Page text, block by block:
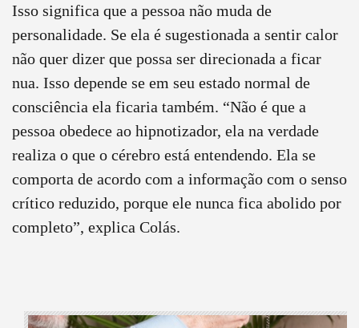
Isso significa que a pessoa não muda de
personalidade. Se ela é sugestionada a sentir calor
não quer dizer que possa ser direcionada a ficar
nua. Isso depende se em seu estado normal de
consciência ela ficaria também. “Não é que a
pessoa obedece ao hipnotizador, ela na verdade
realiza o que o cérebro está entendendo. Ela se
comporta de acordo com a informação com o senso
crítico reduzido, porque ele nunca fica abolido por
completo”, explica Colás.